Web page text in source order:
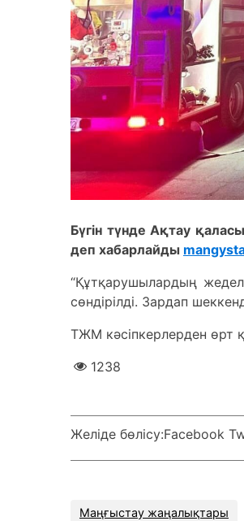
Бүгін түнде Ақтау
деп хабарлайды
“Құтқарушылардың
сөндірілді. Зардап
ТЖМ кәсіпкерлерден өрт
1238
Желіде бөлісу:Facebook
Маңғыстау жаңалықтары